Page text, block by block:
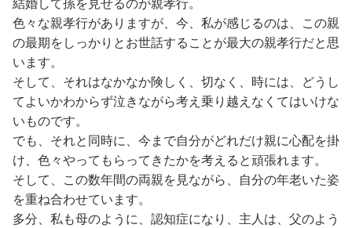
結婚して孫を見せるのが親孝行。
色々な親孝行がありますが、今、私が感じるのは、この親
の最期をしっかりとお世話することが最大の親孝行だと思
います。
そして、それはなかなか険しく、切なく、時には、どうし
てよいかわからず泣きながら考え乗り越えなくてはいけな
いものです。
でも、それと同時に、今まで自分がどれだけ親に心配を掛
け、色々やってもらってきたかを考えると頑張れます。
そして、この数年間の両親を見ながら、自分の年老いた姿
を重ね合わせています。
多分、私も母のように、認知症になり、主人は、父のよう